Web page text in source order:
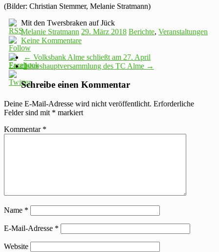
(Bilder: Christian Stemmer, Melanie Stratmann)
Mit den Twersbraken auf Jück
Melanie Stratmann 29. März 2018 Berichte, Veranstaltungen
Keine Kommentare
← Volksbank Alme schließt am 27. April
Jahreshauptversammlung des TC Alme →
Schreibe einen Kommentar
Deine E-Mail-Adresse wird nicht veröffentlicht. Erforderliche
Felder sind mit * markiert
Kommentar *
Name *
E-Mail-Adresse *
Website